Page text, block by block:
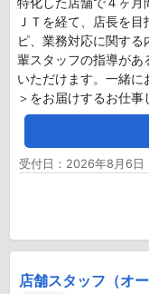
ＪＴを経て、店長を
ピ、業務対応に関す
輩スタッフの指導があ
いただけます。一緒
＞をお届けするお仕
受付日：2026年8月6
店舗スタッフ（オ